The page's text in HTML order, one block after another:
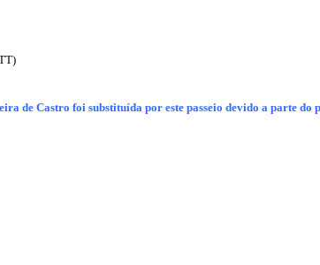
de Castro foi substituída por este passeio devido a parte do